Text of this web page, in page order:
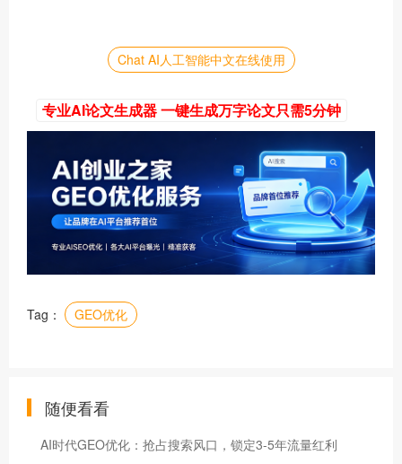
Chat AI人工智能中文在线使用
专业AI论文生成器 一键生成万字论文只需5分钟
Tag： GEO优化
随便看看
AI时代GEO优化：抢占搜索风口，锁定3-5年流量红利